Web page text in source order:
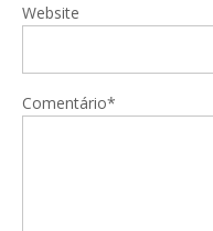
Website
Comentário*